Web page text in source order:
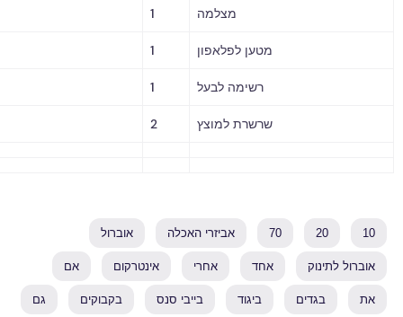
1
מטען לפלאפון 1
1
שרשרת למוצץ 2
אביזרי האכלה אוברול
אחד אחרי אינטרקום אם
בגדים ביגוד בייבי סנס בקבוקים גם